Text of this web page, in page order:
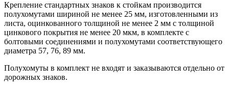
Крепление стандартных знаков к стойкам производится
полухомутами шириной не менее 25 мм, изготовленными из
листа, оцинкованного толщиной не менее 2 мм с толщиной
цинкового покрытия не менее 20 мкм, в комплекте с
болтовыми соединениями и полухомутами соответствующего
диаметра 57, 76, 89 мм.
Полухомуты в комплект не входят и заказываются отдельно от
дорожных знаков.